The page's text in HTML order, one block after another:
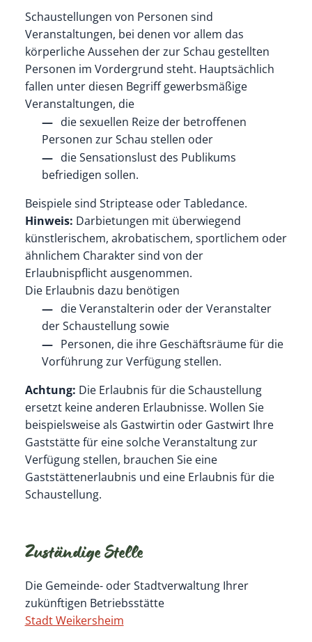
Schaustellungen von Personen sind
Veranstaltungen, bei denen vor allem das
körperliche Aussehen der zur Schau gestellten
Personen im Vordergrund steht. Hauptsächlich
fallen unter diesen Begriff gewerbsmäßige
Veranstaltungen, die
die sexuellen Reize der betroffenen
Personen zur Schau stellen oder
die Sensationslust des Publikums
befriedigen sollen.
Beispiele sind Striptease oder Tabledance.
Hinweis: Darbietungen mit überwiegend
künstlerischem, akrobatischem, sportlichem oder
ähnlichem Charakter sind von der
Erlaubnispflicht ausgenommen.
Die Erlaubnis dazu benötigen
die Veranstalterin oder der Veranstalter
der Schaustellung sowie
Personen, die ihre Geschäftsräume für die
Vorführung zur Verfügung stellen.
Achtung: Die Erlaubnis für die Schaustellung
ersetzt keine anderen Erlaubnisse. Wollen Sie
beispielsweise als Gastwirtin oder Gastwirt Ihre
Gaststätte für eine solche Veranstaltung zur
Verfügung stellen, brauchen Sie eine
Gaststättenerlaubnis und eine Erlaubnis für die
Schaustellung.
Zuständige Stelle
Die Gemeinde- oder Stadtverwaltung Ihrer
zukünftigen Betriebsstätte
Stadt Weikersheim